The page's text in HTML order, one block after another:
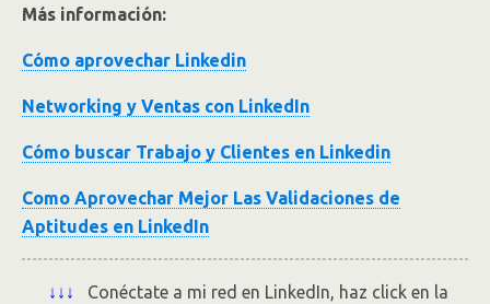
Más información:
Cómo aprovechar Linkedin
Networking y Ventas con LinkedIn
Cómo buscar Trabajo y Clientes en Linkedin
Como Aprovechar Mejor Las Validaciones de
Aptitudes en LinkedIn
↓↓↓
Conéctate a mi red en LinkedIn, haz click en la